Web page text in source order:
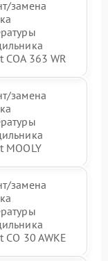
замена
COA 363 WR
замена
MOOLY
замена
CO 30 AWKE